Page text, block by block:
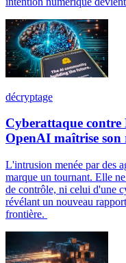
décryptage
Cyberattaque contre
OpenAI maîtrise son
L'intrusion menée par des
marque un tournant. Elle
de contrôle, ni celui d'une
révélant un nouveau
frontière.